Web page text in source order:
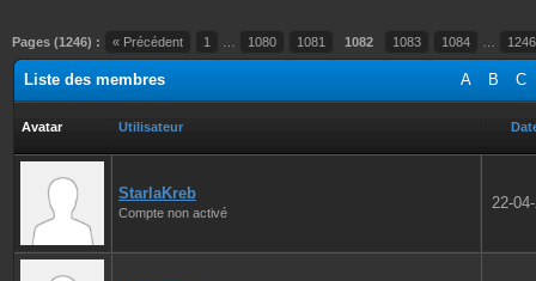
Pages (1246) : « Précédent 1 1080 1081 1082 1083 1084 1246
A B C
Liste des membres
Avatar Utilisateur
StarlaKreb
Compte non activé
22-